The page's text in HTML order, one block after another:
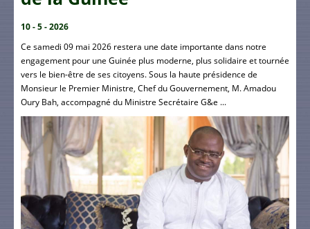
10 - 5 - 2026
Ce samedi 09 mai 2026 restera une date importante dans notre
engagement pour une Guinée plus moderne, plus solidaire et tournée
vers le bien-être de ses citoyens. Sous la haute présidence de
Monsieur le Premier Ministre, Chef du Gouvernement, M. Amadou
Oury Bah, accompagné du Ministre Secrétaire G&e ...